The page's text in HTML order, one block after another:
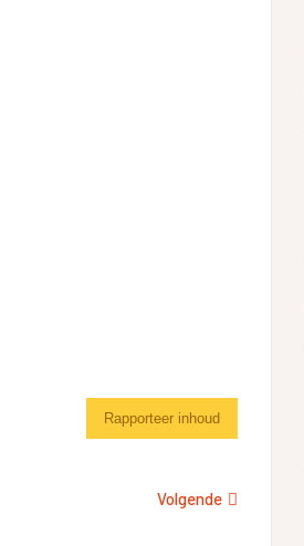
Rapporteer inhoud
Volgende